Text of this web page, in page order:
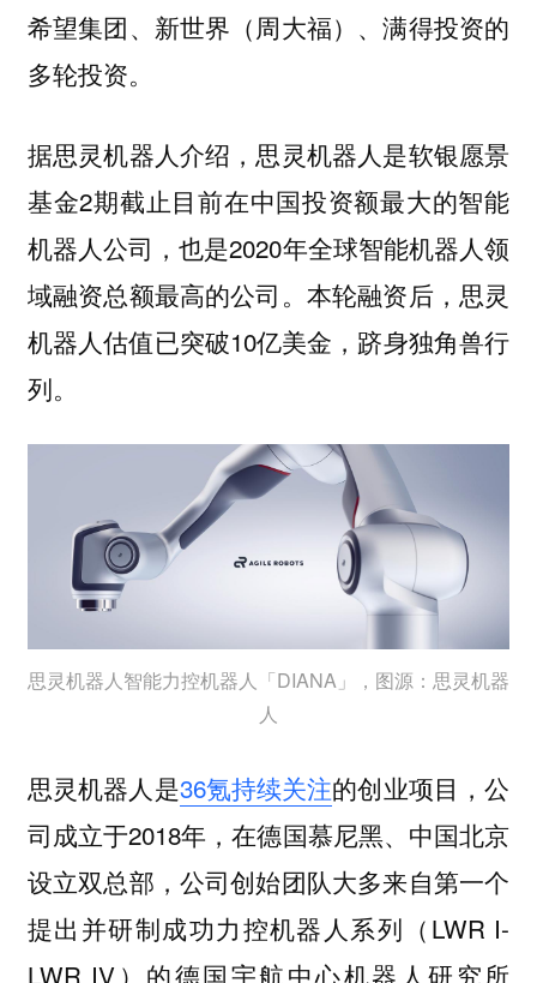
希望集团、新世界（周大福）、满得投资的
多轮投资。
据思灵机器人介绍，思灵机器人是软银愿景
基金2期截止目前在中国投资额最大的智能
机器人公司，也是2020年全球智能机器人领
域融资总额最高的公司。本轮融资后，思灵
机器人估值已突破10亿美金，跻身独角兽行
列。
思灵机器人智能力控机器人「DIANA」，图源：思灵机器
人
思灵机器人是36氪持续关注的创业项目，公
司成立于2018年，在德国慕尼黑、中国北京
设立双总部，公司创始团队大多来自第一个
提出并研制成功力控机器人系列（LWR I-
LWR IV）的德国宇航中心机器人研究所